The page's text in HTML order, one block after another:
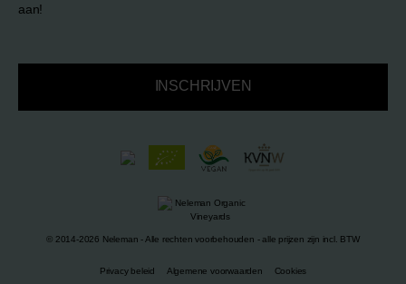
aan!
INSCHRIJVEN
© 2014-2026 Neleman - Alle rechten voorbehouden - alle prijzen zijn incl. BTW
Privacy beleid Algemene voorwaarden Cookies